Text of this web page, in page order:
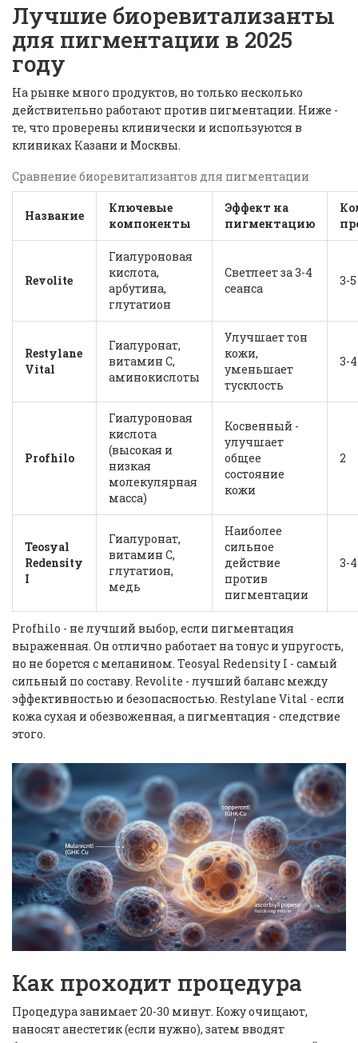
Лучшие биоревитализанты
для пигментации в 2025
году
На рынке много продуктов, но только несколько
действительно работают против пигментации. Ниже -
те, что проверены клинически и используются в
клиниках Казани и Москвы.
Сравнение биоревитализантов для пигментации
Название
Ключевые
компоненты
Эффект на
пигментацию
Revolite
Гиалуроновая
кислота,
арбутина,
глутатион
Светлеет за 3-4
сеанса
3-5
Restylane
Vital
Гиалуронат,
витамин С,
аминокислоты
Улучшает тон
кожи,
уменьшает
тусклость
3-4
Profhilo
Гиалуроновая
кислота
(высокая и
низкая
молекулярная
масса)
Косвенный -
улучшает
общее
состояние
кожи
2
Teosyal
Redensity
I
Гиалуронат,
витамин С,
глутатион,
медь
Наиболее
сильное
действие
против
пигментации
3-4
Profhilo - не лучший выбор, если пигментация
выраженная. Он отлично работает на тонус и упругость,
но не борется с меланином. Teosyal Redensity I - самый
сильный по составу. Revolite - лучший баланс между
эффективностью и безопасностью. Restylane Vital - если
кожа сухая и обезвоженная, а пигментация - следствие
этого.
Как проходит процедура
Процедура занимает 20-30 минут. Кожу очищают,
наносят анестетик (если нужно), затем вводят